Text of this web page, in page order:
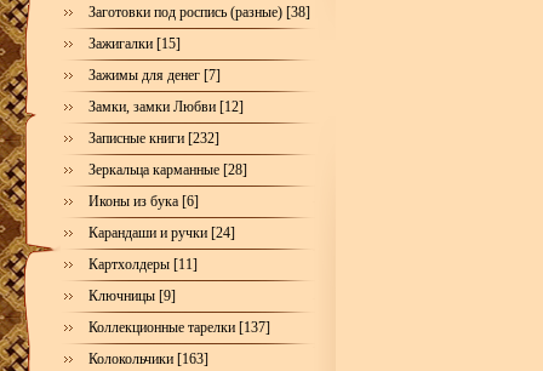
Заготовки под роспись (разные) [38]
Зажигалки [15]
Зажимы для денег [7]
Замки, замки Любви [12]
Записные книги [232]
Зеркальца карманные [28]
Иконы из бука [6]
Карандаши и ручки [24]
Картхолдеры [11]
Ключницы [9]
Коллекционные тарелки [137]
Колокольчики [163]